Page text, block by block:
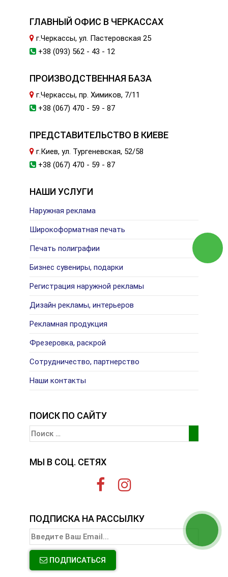
ГЛАВНЫЙ ОФИС В ЧЕРКАССАХ
г.Черкассы, ул. Пастеровская 25
+38 (093) 562 - 43 - 12
ПРОИЗВОДСТВЕННАЯ БАЗА
г.Черкассы, пр. Химиков, 7/11
+38 (067) 470 - 59 - 87
ПРЕДСТАВИТЕЛЬСТВО В КИЕВЕ
г.Киев, ул. Тургеневская, 52/58
+38 (067) 470 - 59 - 87
НАШИ УСЛУГИ
Наружная реклама
Широкоформатная печать
Печать полиграфии
Бизнес сувениры, подарки
Регистрация наружной рекламы
Дизайн рекламы, интерьеров
Рекламная продукция
Фрезеровка, раскрой
Сотрудничество, партнерство
Наши контакты
ПОИСК ПО САЙТУ
МЫ В СОЦ. СЕТЯХ
ПОДПИСКА НА РАССЫЛКУ
ПОДПИСАТЬСЯ